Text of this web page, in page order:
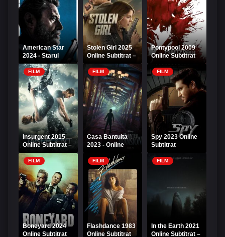
American Star
2024 - Starul
American Online
Subtitrat
Stolen Girl 2025
Online Subtitrat –
Fata furată
Pontypool 2009
Online Subtitrat
FILM
Insurgent 2015
Online Subtitrat –
Aventură
Distopică
FILM
Casa Bantuita
2023 - Online
FILM
Spy 2023 Online
Subtitrat
FILM
Boneyard 2024
Online Subtitrat
FILM
Flashdance 1983
Online Subtitrat
FILM
In the Earth 2021
Online Subtitrat –